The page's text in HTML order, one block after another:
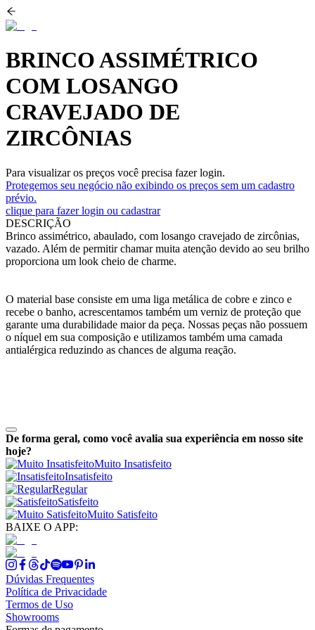
BRINCO ASSIMÉTRICO
COM LOSANGO
CRAVEJADO DE
ZIRCÔNIAS
Para visualizar os preços você precisa fazer login.
Protegemos seu negócio não exibindo os preços sem um cadastro
prévio.
clique para fazer login ou cadastrar
DESCRIÇÃO
Brinco assimétrico, abaulado, com losango cravejado de zircônias,
vazado. Além de permitir chamar muita atenção devido ao seu brilho
proporciona um look cheio de charme.
O material base consiste em uma liga metálica de cobre e zinco e
recebe o banho, acrescentamos também um verniz de proteção que
garante uma durabilidade maior da peça. Nossas peças não possuem
o níquel em sua composição e utilizamos também uma camada
antialérgica reduzindo as chances de alguma reação.
De forma geral, como você avalia sua experiência em nosso site
hoje?
Muito Insatisfeito
Insatisfeito
Regular
Satisfeito
Muito Satisfeito
BAIXE O APP:
Dúvidas Frequentes
Política de Privacidade
Termos de Uso
Showrooms